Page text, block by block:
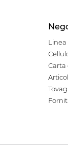
Linea
Carta